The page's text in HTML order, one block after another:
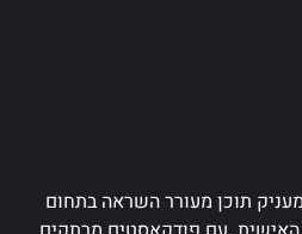
תוכן מעורר השראה בתחום